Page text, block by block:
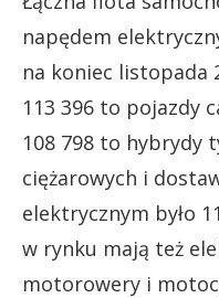
napędem
na koniec listopada
113 396 to pojazdy
108 798 to hybrydy
ciężarowych i
elektrycznym było
w rynku mają też
motorowery i